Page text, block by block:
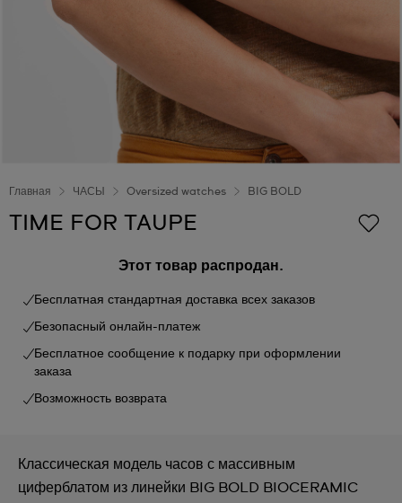
Главная ЧАСЫ Oversized watches BIG BOLD
TIME FOR TAUPE
Этот товар распродан.
Бесплатная стандартная доставка всех заказов
Безопасный онлайн-платеж
Бесплатное сообщение к подарку при оформлении
заказа
Возможность возврата
Классическая модель часов с массивным
циферблатом из линейки BIG BOLD BIOCERAMIC